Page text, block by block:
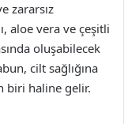
zararsız
aloe vera ve çeşitli
oluşabilecek
cilt sağlığına
biri haline gelir.